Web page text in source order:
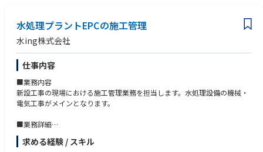
水処理プラントEPCの施工管理
水ing株式会社
仕事内容
■業務内容
新設工事の現場における施工管理業務を担当します。水処理設備の機械・
電気工事がメインとなります。
■業務詳細
・客先との工事内容に関する折衝
・協力会社との業務に関する折衝
求める経験 / スキル